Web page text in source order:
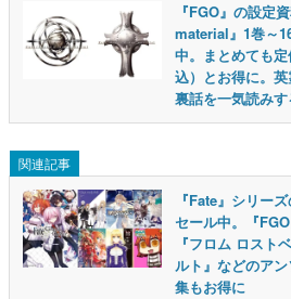
『FGO』の設定
material』1巻～
中。まとめても
込）とお得に。
裏話を一気読み
関連記事
『Fate』シリー
セール中。『
『フロム ロスト
ルト』などのア
集もお得に